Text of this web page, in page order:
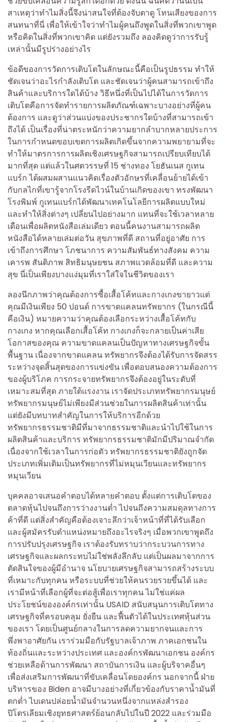
สาเหตุว่าทำไมสิ่งนี้จึงน่าสนใจที่ต้องจับตาดู โทนเสียงของการ
สนทนาที่นี่ เพื่อให้เข้าใจว่าทำไมผู้คนถึงพูดในสิ่งที่พวกเขาพูด
หรือคิดในสิ่งที่พวกเขาคิด แต่ยังรวมถึง ลองคิดดูว่าการรับรู้
เหล่านั้นมีรูปร่างอย่างไร
ข้อดีของการวัดการเติบโตในลักษณะนี้คือเป็นรูปธรรม ทำให้
ชัดเจนว่าอะไรกำลังเติบโต และชัดเจนว่าผู้คนสามารถเข้าถึง
สินค้าและบริการใดได้บ้าง วิธีหนึ่งที่เป็นไปได้ในการวัดการ
เติบโตคือการจัดทำรายการผลิตภัณฑ์เฉพาะบางอย่างที่ผู้คน
ต้องการ และดูว่าส่วนแบ่งของประชากรใดบ้างที่สามารถเข้า
ถึงได้ เป็นเรื่องที่น่าตระหนักว่าความยากลำบากหลายประการ
ในการกำหนดขอบเขตการผลิตเกิดขึ้นจากความพยายามที่จะ
ทำให้มาตรการการผลิตเชิงเศรษฐกิจสามารถเปรียบเทียบได้
มากที่สุด แต่แล้วในศตวรรษที่ 15 ช่างทอง โยฮันเนส กูเทน
แบร์ก ได้ผสมผสานแนวคิดเรื่องตัวอักษรที่เคลื่อนย้ายได้เข้า
กับกลไกที่เขารู้จากโรงรีดไวน์ในบ้านเกิดของเขา ทรงพัฒนา
โรงพิมพ์ กูเทนแบร์กได้พัฒนาเทคโนโลยีการผลิตแบบใหม่
และทำให้สิ่งต่างๆ เปลี่ยนไปอย่างมาก แทนที่จะใช้เวลาหลาย
เดือนเพื่อผลิตหนังสือเล่มเดียว ตอนนี้คนงานสามารถผลิต
หนังสือได้หลายเล่มต่อวัน สุขภาพที่ดี สถานที่อยู่อาศัย การ
เข้าถึงการศึกษา โภชนาการ ความสัมพันธ์ทางสังคม ความ
เคารพ สันติภาพ สิทธิมนุษยชน สภาพแวดล้อมที่ดี และความ
สุข นี่เป็นเพียงบางแง่มุมที่เราใส่ใจในชีวิตของเรา
ลองนึกภาพว่าคุณต้องการซื้อเสื้อโค้ทและกางเกงขายาวแต่
คุณมีเงินเพียง 50 ปอนด์ การขาดแคลนทรัพยากร (ในกรณีนี้
คือเงิน) หมายความว่าคุณต้องเลือกระหว่างเสื้อโค้ทกับ
กางเกง หากคุณเลือกเสื้อโค้ท กางเกงก็จะกลายเป็นค่าเสีย
โอกาสของคุณ ความขาดแคลนเป็นปัญหาทางเศรษฐกิจขั้น
พื้นฐาน เนื่องจากขาดแคลน ทรัพยากรจึงต้องได้รับการจัดสรร
ระหว่างจุดสิ้นสุดของการแข่งขัน เพื่อตอบสนองความต้องการ
ของผู้บริโภค การกระจายทรัพยากรจึงต้องอยู่ในระดับที่
เหมาะสมที่สุด ภายใต้แรงงาน เราจัดประเภททรัพยากรมนุษย์
ทรัพยากรมนุษย์ไม่เพียงมีส่วนช่วยในการผลิตสินค้าเท่านั้น
แต่ยังมีบทบาทสำคัญในการให้บริการอีกด้วย
ทรัพยากรธรรมชาติมีที่มาจากธรรมชาติและนำไปใช้ในการ
ผลิตสินค้าและบริการ ทรัพยากรธรรมชาติมักมีปริมาณจำกัด
เนื่องจากใช้เวลาในการก่อตัว ทรัพยากรธรรมชาติยังถูกจัด
ประเภทเพิ่มเติมเป็นทรัพยากรที่ไม่หมุนเวียนและทรัพยากร
หมุนเวียน
บุคคลอาจเสนอคำตอบได้หลายคำตอบ ตั้งแต่การเติบโตของ
ตลาดหุ้นไปจนถึงการว่างงานต่ำ ไปจนถึงความสมดุลทางการ
ค้าที่ดี แต่สิ่งสำคัญคือต้องเจาะลึกว่าเจ้าหน้าที่ที่ได้รับเลือก
และผู้สมัครรับตำแหน่งหมายถึงอะไรจริงๆ เมื่อพวกเขาพูดถึง
การปรับปรุงเศรษฐกิจ เราต้องรับทราบว่ากระบวนการทาง
เศรษฐกิจและผลกระทบไม่ใช่พลังลึกลับ แต่เป็นผลมาจากการ
ตัดสินใจของผู้มีอำนาจ นโยบายเศรษฐกิจสามารถสร้างระบบ
ที่เหมาะกับทุกคน หรือระบบที่ช่วยให้คนรวยรวยขึ้นได้ และ
เรามีหน้าที่เลือกผู้ที่จะต่อสู้เพื่อเราทุกคน ไม่ใช่แค่ผล
ประโยชน์ขององค์กรเท่านั้น USAID สนับสนุนการเติบโตทาง
เศรษฐกิจที่ครอบคลุม ยั่งยืน และฟื้นตัวได้ในประเทศหุ้นส่วน
ของเรา โดยเป็นศูนย์กลางในการลดความยากจนและการ
พึ่งพาอาศัยกัน เราร่วมมือกับรัฐบาลเจ้าภาพ ภาคเอกชนใน
ท้องถิ่นและระหว่างประเทศ และองค์กรพัฒนาเอกชน องค์กร
ช่วยเหลือด้านการพัฒนา สถาบันการเงิน และผู้บริจาคอื่นๆ
เพื่อส่งเสริมการพัฒนาที่ขับเคลื่อนโดยองค์กร นอกจากนี้ ฝ่าย
บริหารของ Biden อาจมีบางอย่างที่เกี่ยวข้องกับราคาน้ำมันที่
ตกต่ำ ไบเดนปล่อยน้ำมันจำนวนหนึ่งจากแหล่งสำรอง
ปิโตรเลียมเชิงยุทธศาสตร์ย้อนกลับไปในปี 2022 และร่วมมือ